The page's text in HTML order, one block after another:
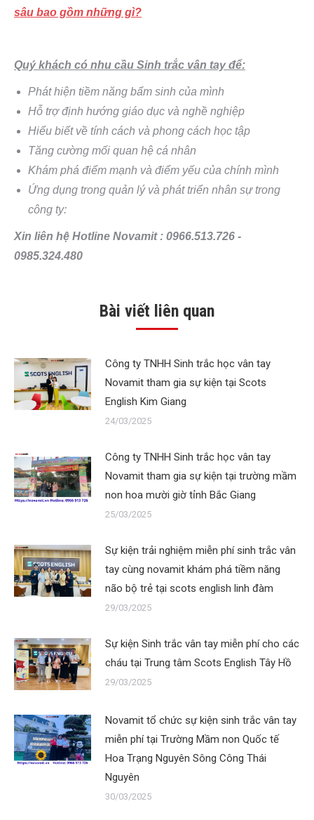
sâu bao gồm những gì?
Quý khách có nhu cầu Sinh trắc vân tay để:
Phát hiện tiềm năng bẩm sinh của mình
Hỗ trợ định hướng giáo dục và nghề nghiệp
Hiểu biết về tính cách và phong cách học tập
Tăng cường mối quan hệ cá nhân
Khám phá điểm mạnh và điểm yếu của chính mình
Ứng dụng trong quản lý và phát triển nhân sự trong
công ty:
Xin liên hệ Hotline Novamit : 0966.513.726 -
0985.324.480
Bài viết liên quan
Công ty TNHH Sinh trắc học vân tay
Novamit tham gia sự kiện tại Scots
English Kim Giang
24/03/2025
Công ty TNHH Sinh trắc học vân tay
Novamit tham gia sự kiện tại trường mầm
non hoa mười giờ tỉnh Bắc Giang
25/03/2025
Sự kiện trải nghiệm miễn phí sinh trắc vân
tay cùng novamit khám phá tiềm năng
não bộ trẻ tại scots english linh đàm
29/03/2025
Sự kiện Sinh trắc vân tay miễn phí cho các
cháu tại Trung tâm Scots English Tây Hồ
29/03/2025
Novamit tổ chức sự kiện sinh trắc vân tay
miễn phí tại Trường Mầm non Quốc tế
Hoa Trạng Nguyên Sông Công Thái
Nguyên
30/03/2025